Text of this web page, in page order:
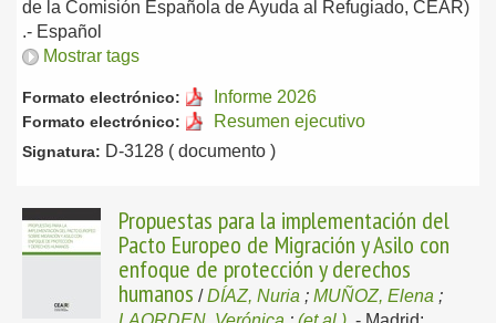
de la Comisión Española de Ayuda al Refugiado, CEAR)
.- Español
Mostrar tags
Formato electrónico: Informe 2026
Formato electrónico: Resumen ejecutivo
Signatura: D-3128 ( documento )
Propuestas para la implementación del
Pacto Europeo de Migración y Asilo con
enfoque de protección y derechos
humanos /DÍAZ, Nuria ; MUÑOZ, Elena ;